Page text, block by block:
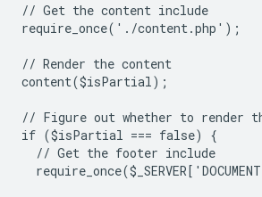
// Get the content include
require_once('./content.php');
// Render the content
content($isPartial);
// Figure out whether to render
if ($isPartial === false) {
  // Get the footer include